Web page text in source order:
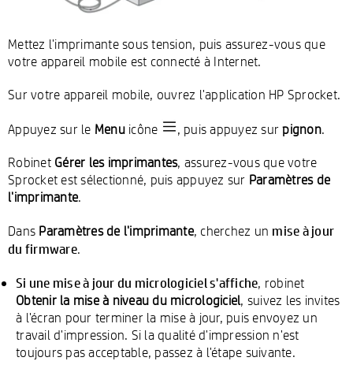
Mettez l'imprimante sous tension, puis assurez-vous que
votre appareil mobile est connecté à Internet.
Sur votre appareil mobile, ouvrez l'application HP Sprocket.
Appuyez sur le Menuicône , puis appuyez surpignon.
Robinet Gérer les imprimantes, assurez-vous que votre
Sprocket est sélectionné, puis appuyez sur Paramètres de
l'imprimante.
Dans Paramètres de l'imprimante, cherchez un mise à jour
du firmware.
Si une mise à jour du micrologiciel s'affiche, robinet
Obtenir la mise à niveau du micrologiciel, suivez les invites
à l'écran pour terminer la mise à jour, puis envoyez un
travail d'impression. Si la qualité d'impression n'est
toujours pas acceptable, passez à l'étape suivante.